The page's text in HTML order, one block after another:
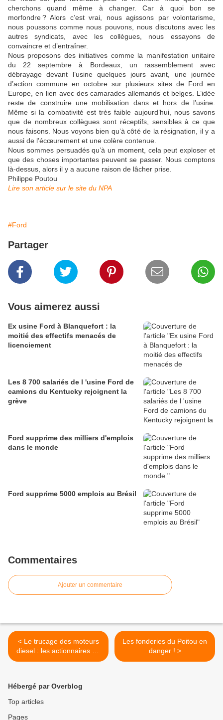
cherchons quand même à changer. Car à quoi bon se
morfondre ? Alors c’est vrai, nous agissons par volontarisme,
nous poussons comme nous pouvons, nous discutons avec les
autres syndicats, avec les collègues, nous essayons de
convaincre et d’entraîner.
Nous proposons des initiatives comme la manifestation unitaire
du 22 septembre à Bordeaux, un rassemblement avec
débrayage devant l’usine quelques jours avant, une journée
d’action commune en octobre sur plusieurs sites de Ford en
Europe, en lien avec des camarades allemands et belges. L’idée
reste de construire une mobilisation dans et hors de l’usine.
Même si la combativité est très faible aujourd’hui, nous savons
que de nombreux collègues sont réceptifs, sensibles à ce que
nous faisons. Nous voyons bien qu’à côté de la résignation, il y a
aussi de l’écœurement et une colère contenue.
Nous sommes persuadés qu’à un moment, cela peut exploser et
que des choses importantes peuvent se passer. Nous comptons
là-dessus, alors il y a aucune raison de lâcher prise.
Philippe Poutou
Lire son article sur le site du NPA
#Ford
Partager
Vous aimerez aussi
Ex usine Ford à Blanquefort : la
moitié des effectifs menacés de
licenciement
Les 8 700 salariés de l 'usine Ford de
camions du Kentucky rejoignent la
grève
Ford supprime des milliers d'emplois
dans le monde
Ford supprime 5000 emplois au Brésil
Commentaires
Ajouter un commentaire
< Le trucage des moteurs
diesel : les actionnaires de
Volkswagen se rebiffent !
Les fonderies du Poitou en
danger ! >
Hébergé par Overblog
Top articles
Pages